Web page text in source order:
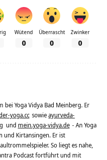
Wütend
0
Überrascht
0
Zwinker
0
bei Yoga Vidya Bad Meinberg. Er
yoga.cc sowieayurveda-
und mein.yoga-vidya.de - An Yoga
und Kirtansingen. Er ist
So liegt es nahe,
Podcast fortführt und mit